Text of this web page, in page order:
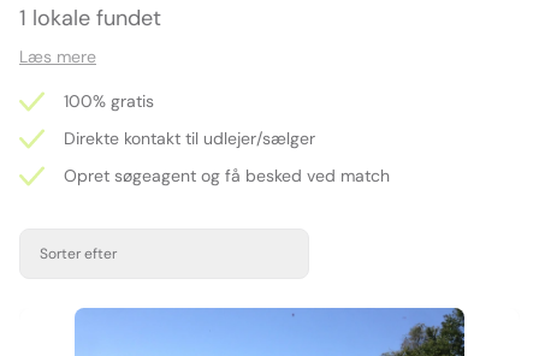
1 lokale fundet
Læs mere
100% gratis
Direkte kontakt til udlejer/sælger
Opret søgeagent og få besked ved match
Sorter efter